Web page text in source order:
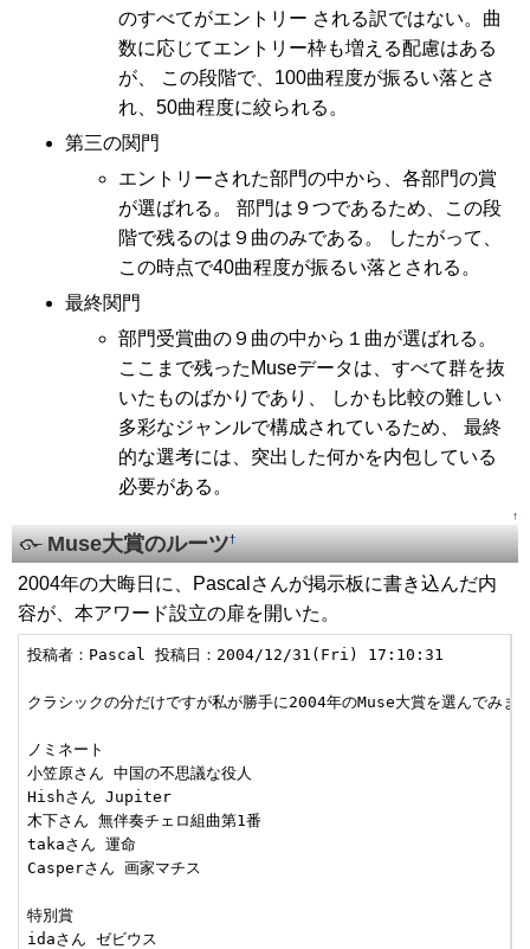
のすべてがエントリー される訳ではない。曲
数に応じてエントリー枠も増える配慮はある
が、 この段階で、100曲程度が振るい落とさ
れ、50曲程度に絞られる。
第三の関門
エントリーされた部門の中から、各部門の賞
が選ばれる。 部門は９つであるため、この段
階で残るのは９曲のみである。 したがって、
この時点で40曲程度が振るい落とされる。
最終関門
部門受賞曲の９曲の中から１曲が選ばれる。
ここまで残ったMuseデータは、すべて群を抜
いたものばかりであり、 しかも比較の難しい
多彩なジャンルで構成されているため、 最終
的な選考には、突出した何かを内包している
必要がある。
↑
Muse大賞のルーツ†
2004年の大晦日に、Pascalさんが掲示板に書き込んだ内
容が、本アワード設立の扉を開いた。
投稿者：Pascal 投稿日：2004/12/31(Fri) 17:10:31
クラシックの分だけですが私が勝手に2004年のMuse大賞を選んでみま
ノミネート
小笠原さん 中国の不思議な役人
Hishさん Jupiter
木下さん 無伴奏チェロ組曲第1番
takaさん 運命
Casperさん 画家マチス
特別賞
idaさん ゼビウス